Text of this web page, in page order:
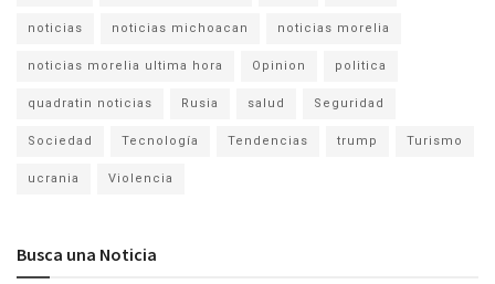
noticias noticias michoacan noticias morelia
noticias morelia ultima hora Opinion politica
quadratin noticias Rusia salud Seguridad
Sociedad Tecnología Tendencias trump Turismo
ucrania Violencia
Busca una Noticia